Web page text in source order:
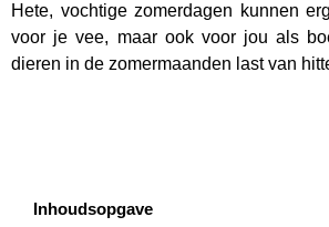
Hete, vochtige zomerdagen kunnen
voor je vee, maar ook voor jou als
dieren in de zomermaanden last van
Inhoudsopgave